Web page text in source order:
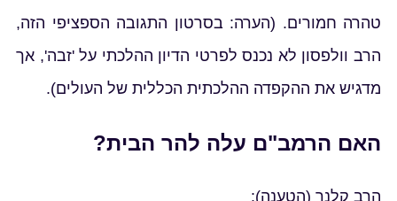
טהרה חמורים. (הערה: בסרטון התגובה הספציפי הזה,
הרב וולפסון לא נכנס לפרטי הדיון ההלכתי על 'זבה', אך
מדגיש את ההקפדה ההלכתית הכללית של העולים).
האם הרמב"ם עלה להר הבית?
הרב קלנר (הטענה):